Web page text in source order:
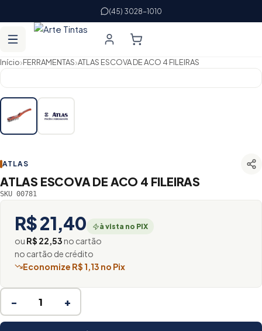
(45) 3028-1010
Início›FERRAMENTAS›ATLAS ESCOVA DE ACO 4 FILEIRAS
ATLAS
ATLAS ESCOVA DE ACO 4 FILEIRAS
SKU 00781
R$ 21,40 à vista no PIX
ou R$ 22,53no cartão
no cartão de crédito
Economize R$ 1,13 no Pix
− +